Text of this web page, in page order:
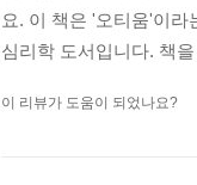
요. 이 책은 '오티움'이
심리학 도서입니다. 책
이 리뷰가 도움이 되었나요?